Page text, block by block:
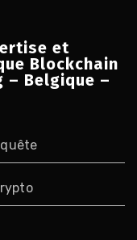
et
Blockchain
– Belgique –